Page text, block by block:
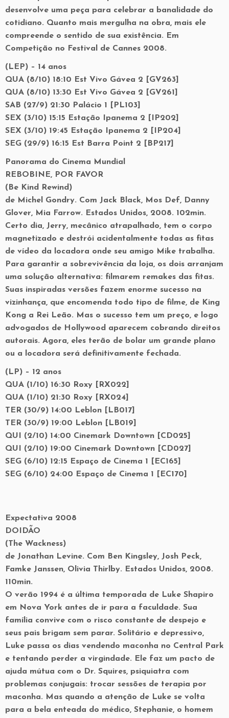
desenvolve uma peça para celebrar a banalidade do
cotidiano. Quanto mais mergulha na obra, mais ele
compreende o sentido de sua existência. Em
Competição no Festival de Cannes 2008.
(LEP) – 14 anos
QUA (8/10) 18:10 Est Vivo Gávea 2 [GV263]
QUA (8/10) 13:30 Est Vivo Gávea 2 [GV261]
SAB (27/9) 21:30 Palácio 1 [PL103]
SEX (3/10) 15:15 Estação Ipanema 2 [IP202]
SEX (3/10) 19:45 Estação Ipanema 2 [IP204]
SEG (29/9) 16:15 Est Barra Point 2 [BP217]
Panorama do Cinema Mundial
REBOBINE, POR FAVOR
(Be Kind Rewind)
de Michel Gondry. Com Jack Black, Mos Def, Danny
Glover, Mia Farrow. Estados Unidos, 2008. 102min.
Certo dia, Jerry, mecânico atrapalhado, tem o corpo
magnetizado e destrói acidentalmente todas as fitas
de vídeo da locadora onde seu amigo Mike trabalha.
Para garantir a sobrevivência da loja, os dois arranjam
uma solução alternativa: filmarem remakes das fitas.
Suas inspiradas versões fazem enorme sucesso na
vizinhança, que encomenda todo tipo de filme, de King
Kong a Rei Leão. Mas o sucesso tem um preço, e logo
advogados de Hollywood aparecem cobrando direitos
autorais. Agora, eles terão de bolar um grande plano
ou a locadora será definitivamente fechada.
(LP) – 12 anos
QUA (1/10) 16:30 Roxy [RX022]
QUA (1/10) 21:30 Roxy [RX024]
TER (30/9) 14:00 Leblon [LB017]
TER (30/9) 19:00 Leblon [LB019]
QUI (2/10) 14:00 Cinemark Downtown [CD025]
QUI (2/10) 19:00 Cinemark Downtown [CD027]
SEG (6/10) 12:15 Espaço de Cinema 1 [EC165]
SEG (6/10) 24:00 Espaço de Cinema 1 [EC170]
Expectativa 2008
DOIDÃO
(The Wackness)
de Jonathan Levine. Com Ben Kingsley, Josh Peck,
Famke Janssen, Olivia Thirlby. Estados Unidos, 2008.
110min.
O verão 1994 é a última temporada de Luke Shapiro
em Nova York antes de ir para a faculdade. Sua
família convive com o risco constante de despejo e
seus pais brigam sem parar. Solitário e depressivo,
Luke passa os dias vendendo maconha no Central Park
e tentando perder a virgindade. Ele faz um pacto de
ajuda mútua com o Dr. Squires, psiquiatra com
problemas conjugais: trocar sessões de terapia por
maconha. Mas quando a atenção de Luke se volta
para a bela enteada do médico, Stephanie, o homem